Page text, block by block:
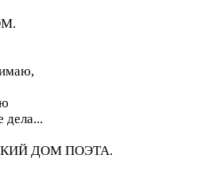
ДОМ ПОЭТА.